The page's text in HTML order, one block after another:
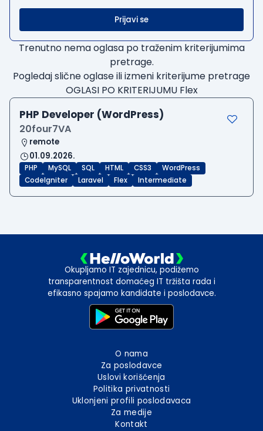
Prijavi se
Trenutno nema oglasa po traženim kriterijumima
pretrage.
Pogledaj slične oglase ili izmeni kriterijume pretrage
OGLASI PO KRITERIJUMU Flex
PHP Developer (WordPress)
20four7VA
remote
01.09.2026.
PHP MySQL SQL HTML CSS3
WordPress
CodeIgniter
Laravel Flex Intermediate
Okupljamo IT zajednicu, podižemo
transparentnost domaćeg IT tržišta rada i
efikasno spajamo kandidate i poslodavce.
O nama
Za poslodavce
Uslovi korišćenja
Politika privatnosti
Uklonjeni profili poslodavaca
Za medije
Kontakt